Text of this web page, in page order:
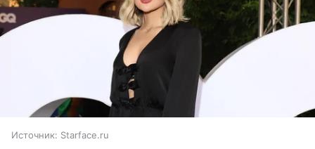
Источник: Starface.ru